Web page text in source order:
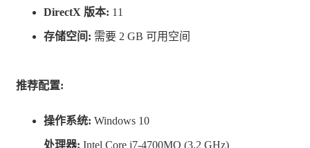
DirectX 版本: 11
存储空间: 需要 2 GB 可用空间
推荐配置:
操作系统: Windows 10
处理器: Intel Core i7-4700MQ (3.2 GHz)